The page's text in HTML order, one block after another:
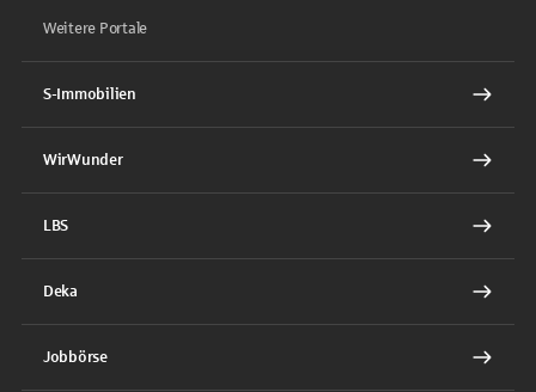
Weitere Portale
S-Immobilien
WirWunder
LBS
Deka
Jobbörse